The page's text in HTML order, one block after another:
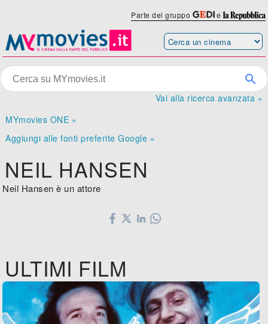
Parte del gruppo e
Vai alla ricerca avanzata »
MYmovies ONE »
Aggiungi alle fonti preferite Google »
NEIL HANSEN
Neil Hansen è un attore
ULTIMI FILM